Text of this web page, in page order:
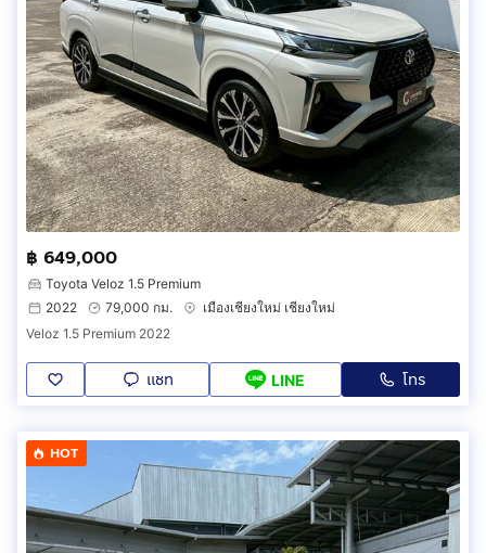
฿ 649,000
Toyota Veloz 1.5 Premium
2022
79,000 กม.
เมืองเชียงใหม่ เชียงใหม่
Veloz 1.5 Premium 2022
แชท LINE โทร
HOT